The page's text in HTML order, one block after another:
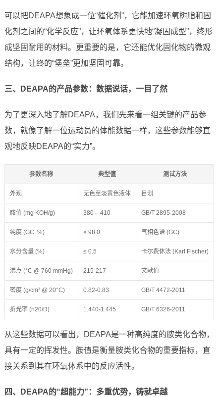
可以把DEAPA想象成一位“催化剂”，它能加速环氧树脂和固
化剂之间的“化学反应”，让环氧体系更快地“凝固成型”，终形
成坚固耐用的材料。更重要的是，它还能优化固化物的微观
结构，让终的“堡垒”更加坚固可靠。
三、DEAPA的产品参数：数据说话，一目了然
为了更深入地了解DEAPA，我们先来看一组关键的产品参
数，就像了解一位运动员的体能数据一样，这些参数能够直
观地反映DEAPA的“实力”。
参数名称 典型值 测试方法
外观 无色至淡黄色液体 目测
胺值 (mg KOH/g) 380 – 410 GB/T 2895-2008
纯度 (GC, %) ≥ 98.0 气相色谱 (GC)
水分含量 (%) ≤ 0.5 卡尔费休法 (Karl Fischer)
沸点 (°C @ 760 mmHg) 215-217 文献值
密度 (g/cm³ @ 20°C) 0.82-0.83 GB/T 4472-2011
折光率 (n20/D) 1.440-1.445 GB/T 6326-2011
从这些数据可以看出，DEAPA是一种高纯度的胺类化合物，
具有一定的挥发性。胺值是衡量胺类化合物的重要指标，直
接关系到其在环氧体系中的反应活性。
四、DEAPA的“超能力”：多重优势，铸就卓越